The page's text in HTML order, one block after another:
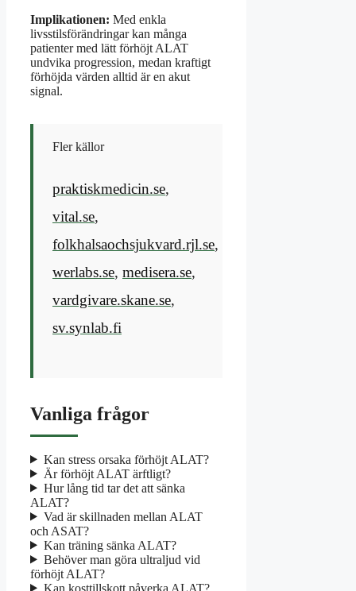
Implikationen: Med enkla
livsstilsförändringar kan många
patienter med lätt förhöjt ALAT
undvika progression, medan kraftigt
förhöjda värden alltid är en akut
signal.
Fler källor
praktiskmedicin.se,
vital.se,
folkhalsaochsjukvard.rjl.se,
werlabs.se, medisera.se,
vardgivare.skane.se,
sv.synlab.fi
Vanliga frågor
Kan stress orsaka förhöjt ALAT?
Är förhöjt ALAT ärftligt?
Hur lång tid tar det att sänka
ALAT?
Vad är skillnaden mellan ALAT
och ASAT?
Kan träning sänka ALAT?
Behöver man göra ultraljud vid
förhöjt ALAT?
Kan kosttillskott påverka ALAT?